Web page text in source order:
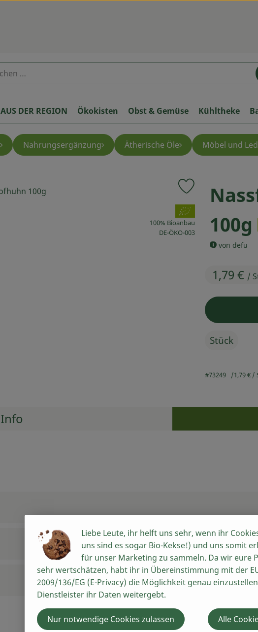
AUS DER REGION Ökokisten Obst & Gemüse Kühltheke
Nahrungsergänzung Ätherische Öle Möbel und
100g
von defu
1,79 € /
Produkt zu
, Verband:
100% Bioanbau
, Kontrollstelle:
DE-ÖKO-003
Stück
#73249 1,79 € /
Rezepte
Info
Liebe Leute, ihr helft uns sehr, wenn ihr
uns sind es sogar Bio-Kekse!) und uns somit
für unser Marketing zu sammeln. Da wir eure
sehr wertschätzen, habt ihr in Übereinstimmung mit der
2009/136/EG (E-Privacy) die Möglichkeit genau
Dienstleister ihr Daten weitergebt.
Nur notwendige Cookies zulassen Alle